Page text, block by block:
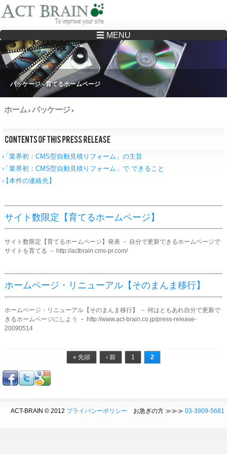
Drupalサイトの制作・保守をどこに頼んでいいか分からない方へ…まずはご相談く
ださい
☰ MENU
パッケージ - 育てるホームページ
ホーム› パッケージ›
「業界初：CMS型自動見積りフォーム」の主旨
「業界初：CMS型自動見積りフォーム」で できること
【本件の連絡先】
サイト数限定【育てるホームページ】
サイト数限定【育てるホームページ】発表 － 自分で更新できるホームページで
サイトを育てる － http://actbrain.cms-pr.com/
ホームページ・リニューアル【そのまんま移行】
ホームページ・リニューアル【そのまんま移行】 － 何はともあれ自分で更新で
きるホームページにしよう － http://www.act-brain.co.jp/press-release-
20090514
« 先頭 ‹ 前 1 2
ACT-BRAIN © 2012 プライバシーポリシー お急ぎの方 ≫≫≫ 03-3909-5681